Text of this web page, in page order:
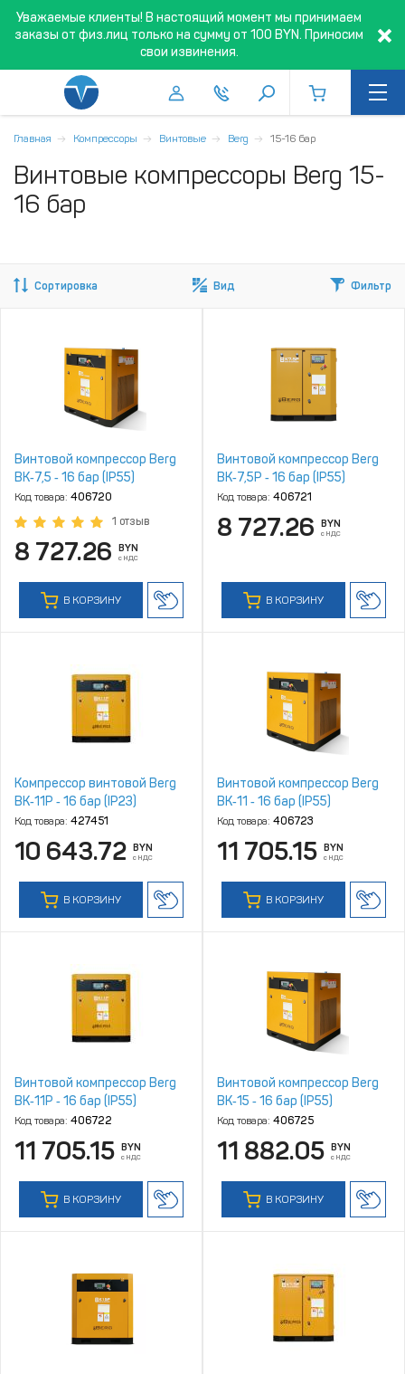
Уважаемые клиенты! В настоящий момент мы принимаем
заказы от физ.лиц только на сумму от 100 BYN. Приносим
свои извинения.
Главная Компрессоры Винтовые Berg 15-16 бар
Винтовые компрессоры Berg 15-
16 бар
Сортировка Вид Фильтр
Винтовой компрессор Berg
ВК‑7,5 ‑ 16 бар (IP55)
Код товара: 406720
1 отзыв
8 727.26 BYN
с НДС
В КОРЗИНУ
Винтовой компрессор Berg
ВК‑7,5Р ‑ 16 бар (IP55)
Код товара: 406721
8 727.26 BYN
с НДС
В КОРЗИНУ
Компрессор винтовой Berg
ВК‑11Р ‑ 16 бар (IP23)
Код товара: 427451
10 643.72 BYN
с НДС
В КОРЗИНУ
Винтовой компрессор Berg
ВК‑11 ‑ 16 бар (IP55)
Код товара: 406723
11 705.15 BYN
с НДС
В КОРЗИНУ
Винтовой компрессор Berg
ВК‑11Р ‑ 16 бар (IP55)
Код товара: 406722
11 705.15 BYN
с НДС
В КОРЗИНУ
Винтовой компрессор Berg
ВК‑15 ‑ 16 бар (IP55)
Код товара: 406725
11 882.05 BYN
с НДС
В КОРЗИНУ